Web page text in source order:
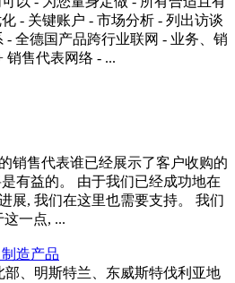
- 关键账户 - 市场分析 - 列出访谈
- 全德国产品跨行业联网 - 业务、销
销售代表网络 - ...
销售代表谁已经展示了客户收购的
有益的。 由于我们已经成功地在
展, 我们在这里也需要支持。 我们
一点, ...
造产品
、明斯特兰、东威斯特伐利亚地